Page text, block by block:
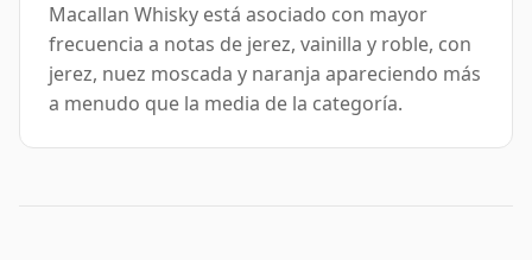
Macallan Whisky está asociado con mayor
frecuencia a notas de jerez, vainilla y roble, con
jerez, nuez moscada y naranja apareciendo más
a menudo que la media de la categoría.